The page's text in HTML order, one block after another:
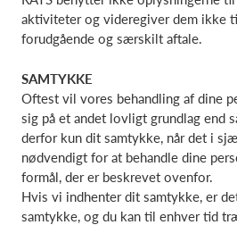
aktiviteter og videregiver dem ikke
forudgående og særskilt aftale.
SAMTYKKE
Oftest vil vores behandling af dine
sig på et andet lovligt grundlag end
derfor kun dit samtykke, når det i
nødvendigt for at behandle dine
formål, der er beskrevet ovenfor.
Hvis vi indhenter dit samtykke, er
samtykke, og du kan til enhver tid